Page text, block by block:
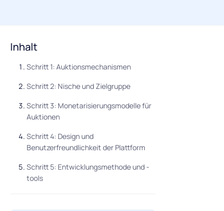
Inhalt
Schritt 1: Auktionsmechanismen
Schritt 2: Nische und Zielgruppe
Schritt 3: Monetarisierungsmodelle für
Auktionen
Schritt 4: Design und
Benutzerfreundlichkeit der Plattform
Schritt 5: Entwicklungsmethode und -
tools